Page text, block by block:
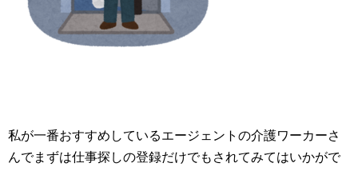
私が一番おすすめしているエージェントの介護ワーカーさ
んでまずは仕事探しの登録だけでもされてみてはいかがで